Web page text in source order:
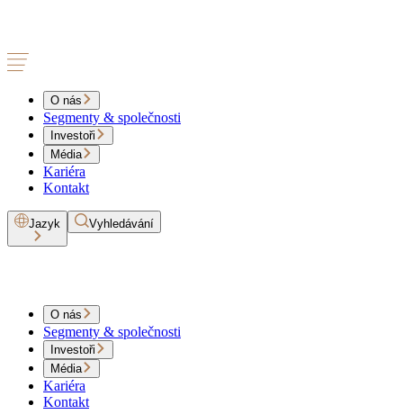
O nás
Segmenty & společnosti
Investoři
Média
Kariéra
Kontakt
Jazyk Vyhledávání
O nás
Segmenty & společnosti
Investoři
Média
Kariéra
Kontakt